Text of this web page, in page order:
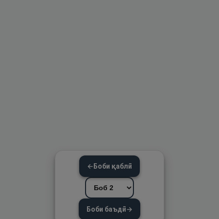
←Боби қаблӣ
Боби баъдӣ→